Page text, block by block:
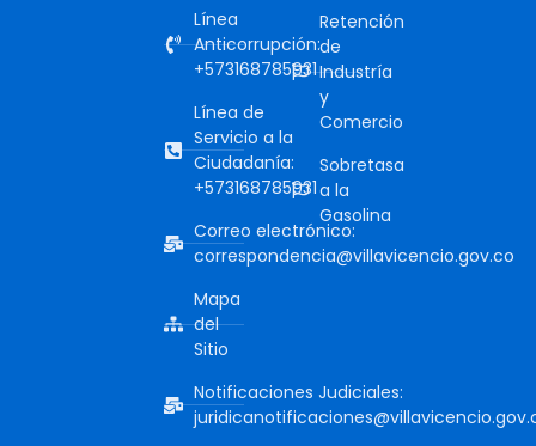
Línea
Anticorrupción:
+573168785931
Línea de
Servicio a la
Ciudadanía:
+573168785931
Correo electrónico:
correspondencia@villavicencio.gov.co
Mapa
del
Sitio
Notificaciones Judiciales:
Retención
de
Industría
y
Comercio
Sobretasa
a la
Gasolina